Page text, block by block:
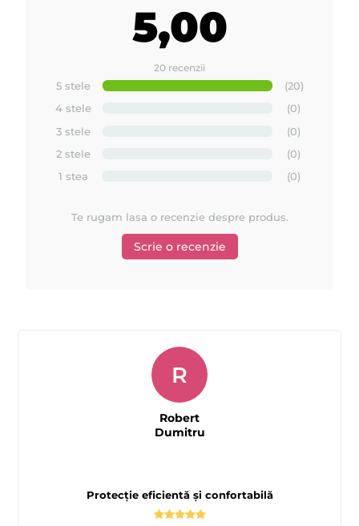
5,00
20 recenzii
5 stele
(20)
4 stele
(0)
3 stele
(0)
2 stele
(0)
1 stea
(0)
Te rugam lasa o recenzie despre produs.
Scrie o recenzie
Protecție eficientă și confortabilă
R
Robert
Dumitru